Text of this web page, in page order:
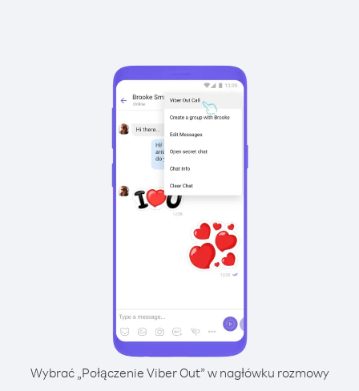
Wybrać „Połączenie Viber Out” w nagłówku rozmowy